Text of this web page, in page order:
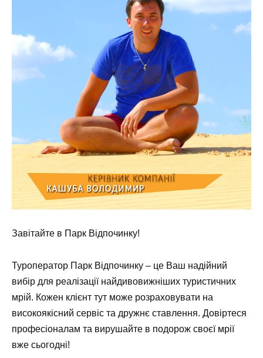
Завітайте в Парк Відпочинку!
Туроператор Парк Відпочинку – це Ваш надійний
вибір для реалізації найдивовижніших туристичних
мрій. Кожен клієнт тут може розраховувати на
високоякісний сервіс та дружнє ставлення. Довіртеся
професіоналам та вирушайте в подорож своєї мрії
вже сьогодні!